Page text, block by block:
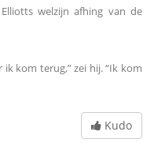
welzijn afhing van de
kom terug,” zei hij. “Ik kom
Kudo